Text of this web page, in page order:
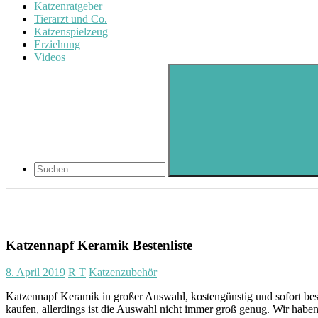
Katzenratgeber
Tierarzt und Co.
Katzenspielzeug
Erziehung
Videos
Suchen
Katzennapf Keramik Bestenliste
8. April 2019 R T Katzenzubehör
Katzennapf Keramik in großer Auswahl, kostengünstig und sofort
kaufen, allerdings ist die Auswahl nicht immer groß genug. Wir